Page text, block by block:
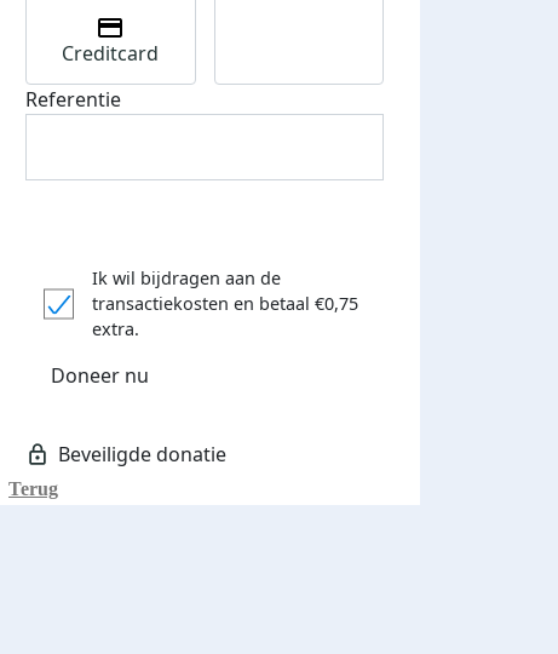
Donateurs bedankt
Terug
Creditcard
Referentie
Ik wil bijdragen aan de
transactiekosten en betaal €0,75
extra.
Doneer nu